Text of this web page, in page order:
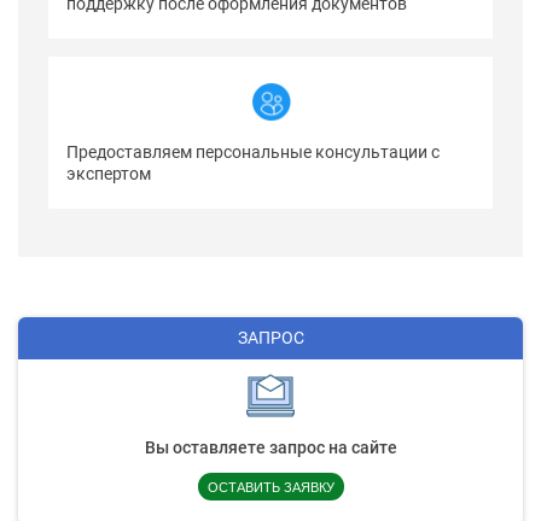
Предоставляем персональные консультации с
экспертом
ЗАПРОС
Вы оставляете запрос на сайте
ОСТАВИТЬ ЗАЯВКУ